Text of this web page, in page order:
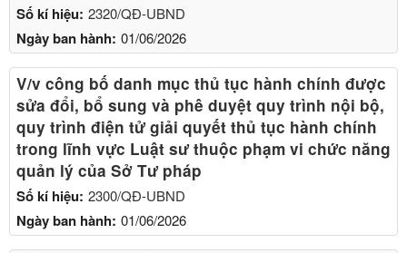
Số kí hiệu: 2320/QĐ-UBND
Ngày ban hành: 01/06/2026
Số kí hiệu: 2300/QĐ-UBND
Ngày ban hành: 01/06/2026
V/v công bố danh mục thủ tục hành chính được
sửa đổi, bổ sung và phê duyệt quy trình nội bộ,
quy trình điện tử giải quyết thủ tục hành chính
trong lĩnh vực Luật sư thuộc phạm vi chức năng
quản lý của Sở Tư pháp